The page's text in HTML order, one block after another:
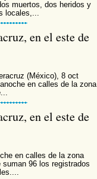
muertos, dos heridos y
locales,...
en el este de
(México), 8 oct
en calles de la zona
en el este de
en calles de la zona
96 los registrados